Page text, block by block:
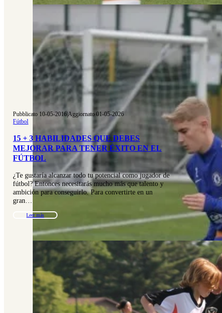
Pubblicato 10-05-2016|Aggiornato 01-05-2026
Fútbol
15 + 3 HABILIDADES QUE DEBES
MEJORAR PARA TENER ÉXITO EN EL
FÚTBOL
¿Te gustaría alcanzar todo tu potencial como jugador de
fútbol? Entonces necesitarás mucho más que talento y
ambición para conseguirlo. Para convertirte en un
gran…
Leer más